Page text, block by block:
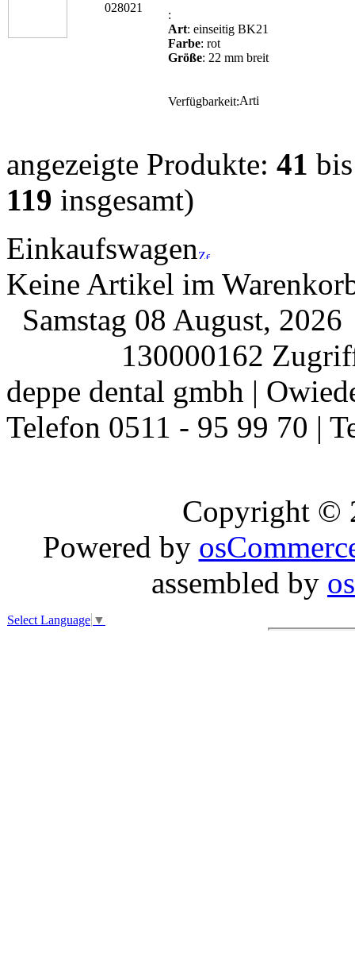
028021
:
Art: einseitig BK21
Farbe: rot
Größe: 22 mm breit
Verfügbarkeit:
angezeigte Produkte: 41
119 insgesamt)
Einkaufswagen
Keine Artikel im
Samstag 08 August,
130000162
deppe dental gmbh |
Telefon 0511 - 95 99 70 |
Copyright ©
Powered by
assembled by
Select Language ▼